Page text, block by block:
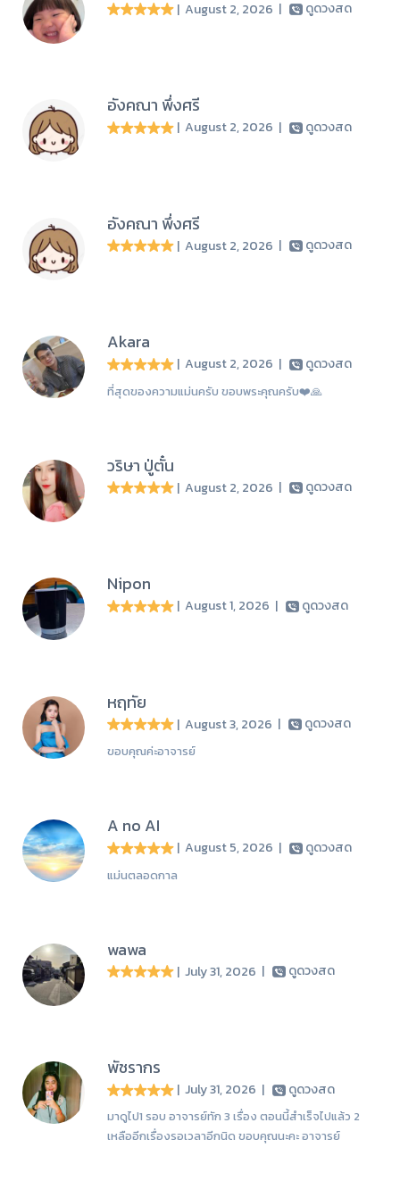
| August 2, 2026 | ดูดวงสด
อังคณา พึ่งศรี
| August 2, 2026 | ดูดวงสด
อังคณา พึ่งศรี
| August 2, 2026 | ดูดวงสด
Akara
| August 2, 2026 | ดูดวงสด
ที่สุดของความแม่นครับ ขอบพระคุณครับ❤️🙏
วริษา ปู่ตั๋น
| August 2, 2026 | ดูดวงสด
Nipon
| August 1, 2026 | ดูดวงสด
หฤทัย
| August 3, 2026 | ดูดวงสด
ขอบคุณค่ะอาจารย์
A no AI
| August 5, 2026 | ดูดวงสด
แม่นตลอดกาล
wawa
| July 31, 2026 | ดูดวงสด
พัชรากร
| July 31, 2026 | ดูดวงสด
มาดูไป1 รอบ อาจารย์ทัก 3 เรื่อง ตอนนี้สำเร็จไปแล้ว 2
เหลืออีกเรื่องรอเวลาอีกนิด ขอบคุณนะคะ อาจารย์